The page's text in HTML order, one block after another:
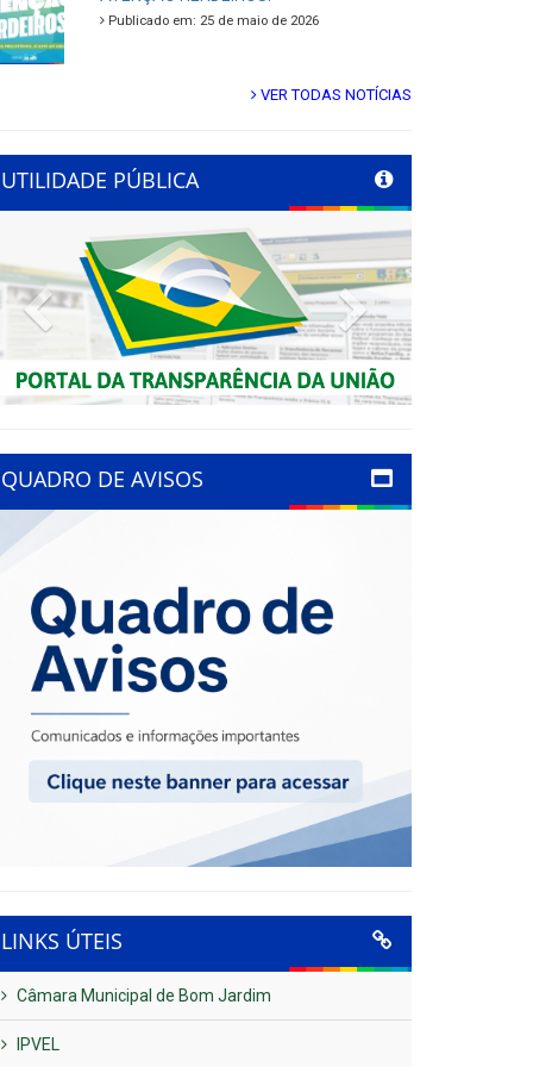
Publicado em: 25 de maio de 2026
VER TODAS NOTÍCIAS
UTILIDADE PÚBLICA
Previous Next
QUADRO DE AVISOS
LINKS ÚTEIS
Câmara Municipal de Bom Jardim
IPVEL